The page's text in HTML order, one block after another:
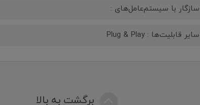
سازگار با سیستم‌عامل‌های :
سایر قابلیت‌ها : Plug & Play
برگشت به بالا